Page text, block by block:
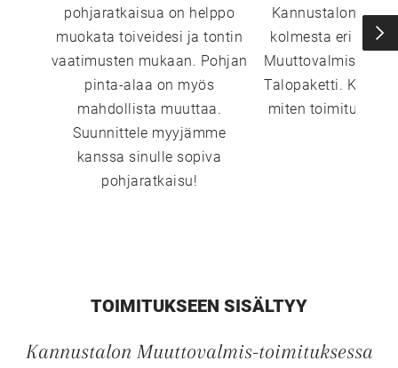
pohjaratkaisua on helppo
muokata toiveidesi ja tontin
vaatimusten mukaan. Pohjan
pinta-alaa on myös
mahdollista muuttaa.
Suunnittele myyjämme
kanssa sinulle sopiva
pohjaratkaisu!
Kannustalon
kolmesta eri
Muuttovalmis,
Talopaketti. Katso
miten
TOIMITUKSEEN SISÄLTYY
Kannustalon Muuttovalmis-toimituksessa